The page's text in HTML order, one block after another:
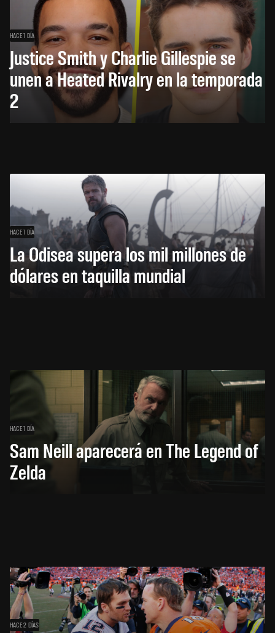
HACE 1 DÍA
Justice Smith y Charlie Gillespie se
unen a Heated Rivalry en la temporada
2
HACE 1 DÍA
La Odisea supera los mil millones de
dólares en taquilla mundial
HACE 1 DÍA
Sam Neill aparecerá en The Legend of
Zelda
HACE 2 DÍAS